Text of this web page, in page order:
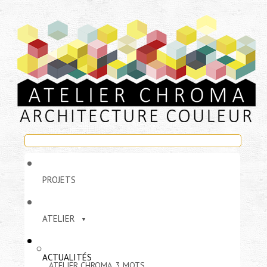
PROJETS
ATELIER
ACTUALITÉS